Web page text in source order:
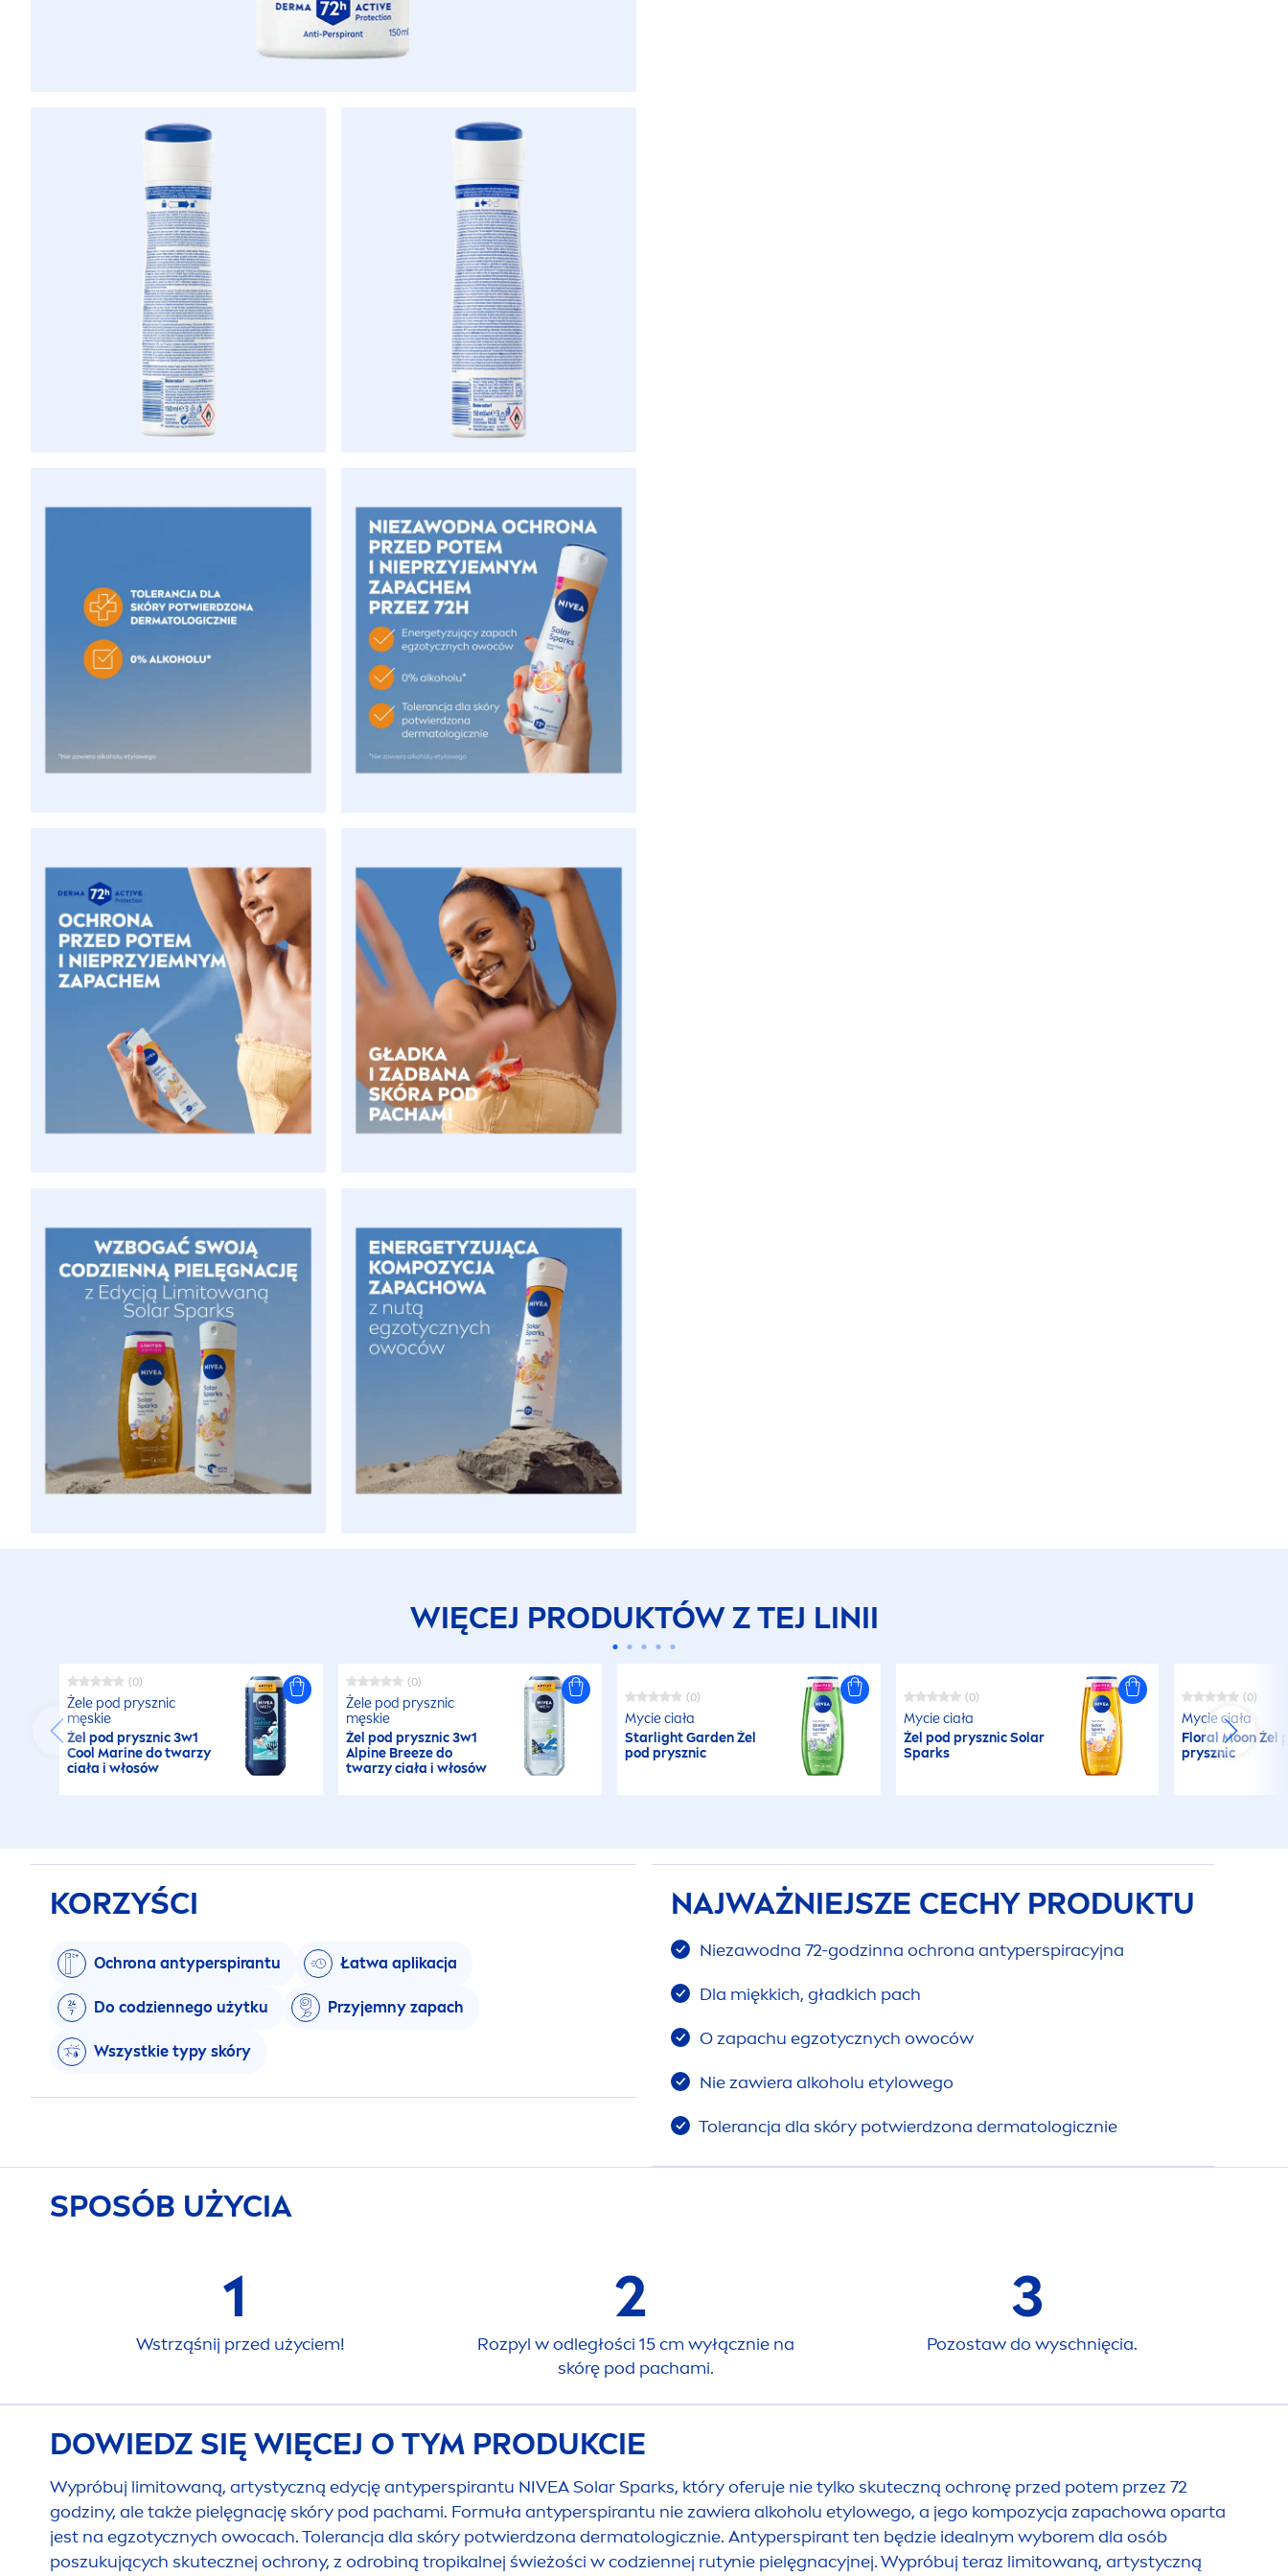
WIĘCEJ PRODUKTÓW Z TEJ LINII
(0)
Żele pod prysznic
męskie
Żel pod prysznic 3w1
Cool Marine do twarzy
ciała i włosów
(0)
Żele pod prysznic
męskie
Żel pod prysznic 3w1
Alpine Breeze do
twarzy ciała i włosów
(0)
Mycie ciała
Starlight Garden Żel
pod prysznic
(0)
Mycie ciała
Żel pod prysznic Solar
Sparks
(0)
Mycie ciała
Floral Moon Żel
prysznic
KORZYŚCI
Ochrona antyperspirantu Łatwa aplikacja
Do codziennego użytku Przyjemny zapach
Wszystkie typy skóry
NAJWAŻNIEJSZE CECHY PRODUKTU
Niezawodna 72-godzinna ochrona antyperspiracyjna
Dla miękkich, gładkich pach
O zapachu egzotycznych owoców
Nie zawiera alkoholu etylowego
Tolerancja dla skóry potwierdzona dermatologicznie
SPOSÓB UŻYCIA
1
Wstrząśnij przed użyciem!
2
Rozpyl w odległości 15 cm wyłącznie na
skórę pod pachami.
3
Pozostaw do wyschnięcia.
DOWIEDZ SIĘ WIĘCEJ O TYM PRODUKCIE
Wypróbuj limitowaną, artystyczną edycję antyperspirantu NIVEASolar Sparks, który oferuje nie tylko skuteczną ochronę przed potem przez 72
godziny, ale także pielęgnację skóry pod pachami. Formuła antyperspirantu nie zawiera alkoholu etylowego, a jego kompozycja zapachowa oparta
jest na egzotycznych owocach. Tolerancja dla skóry potwierdzona dermatologicznie. Antyperspirant ten będzie idealnym wyborem dla osób
poszukujących skutecznej ochrony, z odrobiną tropikalnej świeżości w codziennej rutynie pielęgnacyjnej. Wypróbuj teraz limitowaną, artystyczną